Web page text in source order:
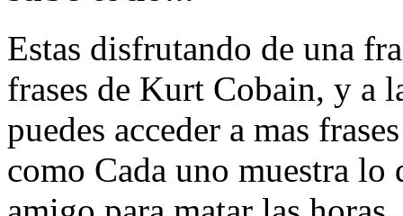
Estas disfrutando de una
frases de Kurt Cobain, y a
puedes acceder a mas
como Cada uno muestra lo